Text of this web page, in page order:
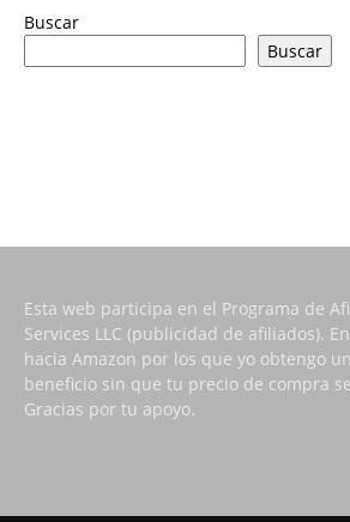
Buscar
Buscar
Esta web participa en el Programa de
Services LLC (publicidad de afiliados).
hacia Amazon por los que yo obtengo
beneficio sin que tu precio de compra
Gracias por tu apoyo.